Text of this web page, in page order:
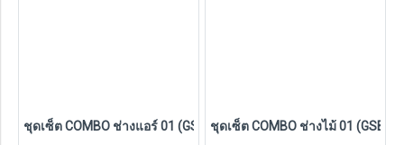
ชุดเซ็ต COMBO ช่างแอร์ 01 (GSB 185-LI+GDR 18V-215,GBH 180-
ชุดเซ็ต COMBO ช่างไม้ 01 (GSB